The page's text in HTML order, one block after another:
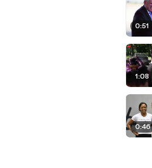
0:51
1:08
0:46